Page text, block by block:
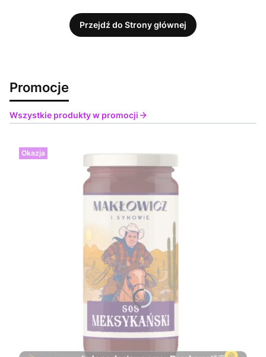
Przejdź do Strony głównej
Promocje
Wszystkie produkty w promocji
Okazja